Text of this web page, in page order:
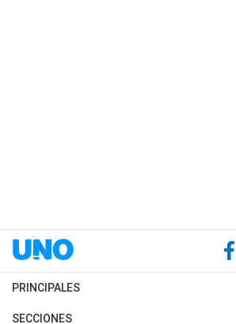
PRINCIPALES
Últimas Noticias
SECCIONES